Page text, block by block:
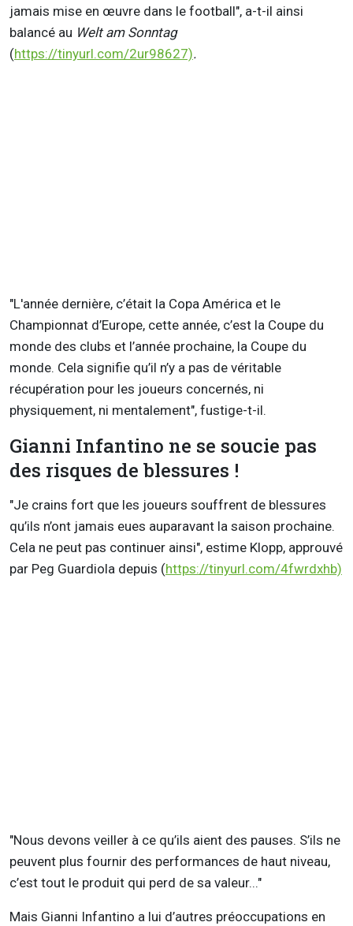
jamais mise en œuvre dans le football", a-t-il ainsi
balancé au Welt am Sonntag
(https://tinyurl.com/2ur98627).
"L'année dernière, c’était la Copa América et le
Championnat d’Europe, cette année, c’est la Coupe du
monde des clubs et l’année prochaine, la Coupe du
monde. Cela signifie qu’il n’y a pas de véritable
récupération pour les joueurs concernés, ni
physiquement, ni mentalement", fustige-t-il.
Gianni Infantino ne se soucie pas
des risques de blessures !
"Je crains fort que les joueurs souffrent de blessures
qu’ils n’ont jamais eues auparavant la saison prochaine.
Cela ne peut pas continuer ainsi", estime Klopp, approuvé
par Peg Guardiola depuis (https://tinyurl.com/4fwrdxhb)
"Nous devons veiller à ce qu’ils aient des pauses. S’ils ne
peuvent plus fournir des performances de haut niveau,
c’est tout le produit qui perd de sa valeur..."
Mais Gianni Infantino a lui d’autres préoccupations en